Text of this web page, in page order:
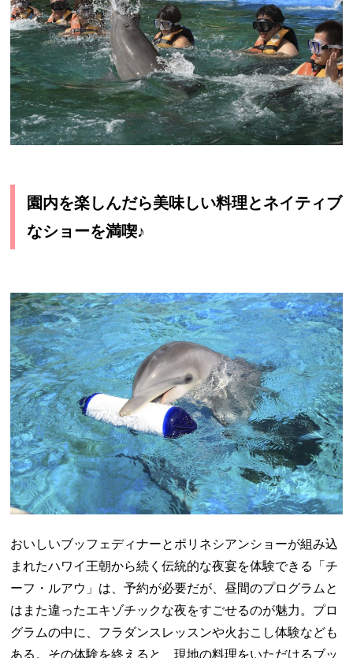
園内を楽しんだら美味しい料理とネイティブ
なショーを満喫♪
おいしいブッフェディナーとポリネシアンショーが組み込
まれたハワイ王朝から続く伝統的な夜宴を体験できる「チ
ーフ・ルアウ」は、予約が必要だが、昼間のプログラムと
はまた違ったエキゾチックな夜をすごせるのが魅力。プロ
グラムの中に、フラダンスレッスンや火おこし体験なども
ある。その体験を終えると、現地の料理をいただけるブッ